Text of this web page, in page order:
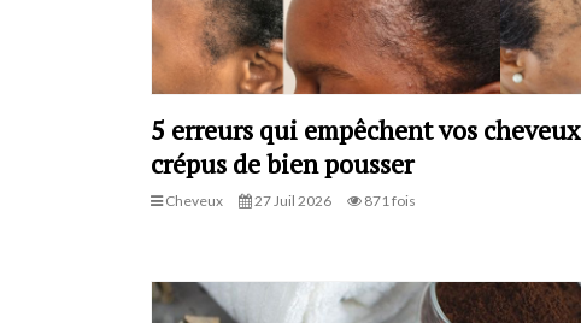
5 erreurs qui empêchent vos cheveux
crépus de bien pousser
Cheveux 27 Juil 2026 871 fois